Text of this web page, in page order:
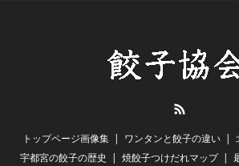
トップページ画像集 ワンタンと餃子の違い
宇都宮の餃子の歴史
焼餃子つけだれマップ